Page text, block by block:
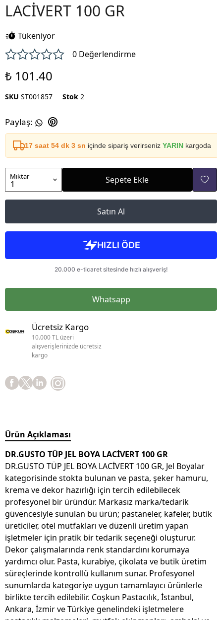
LACİVERT 100 GR
Tükeniyor
0 Değerlendirme
₺ 101.40
SKU ST001857 Stok 2
Paylaş:
17 saat 54 dk 3 sn içinde sipariş verirseniz YARIN kargoda
Miktar Sepete Ekle
Satın Al
Whatsapp
Ücretsiz Kargo
10.000 TL üzeri
alışverişlerinizde ücretsiz
kargo
Ürün Açıklaması
DR.GUSTO TÜP JEL BOYA LACİVERT 100 GR
DR.GUSTO TÜP JEL BOYA LACİVERT 100 GR, Jel Boyalar
kategorisinde stokta bulunan ve pasta, şeker hamuru,
krema ve dekor hazırlığı için tercih edilebilecek
profesyonel bir üründür. Markasız marka/tedarik
güvencesiyle sunulan bu ürün; pastaneler, kafeler, butik
üreticiler, otel mutfakları ve düzenli üretim yapan
işletmeler için pratik bir tedarik seçeneği oluşturur.
Dekor çalışmalarında renk standardını korumaya
yardımcı olur. Pasta, kurabiye, çikolata ve butik üretim
süreçlerinde kontrollü kullanım sunar. Profesyonel
sunumlarda kategoriye uygun tamamlayıcı ürünlerle
birlikte tercih edilebilir. Coşkun Pastacılık, İstanbul,
Ankara, İzmir ve Türkiye genelindeki işletmelere